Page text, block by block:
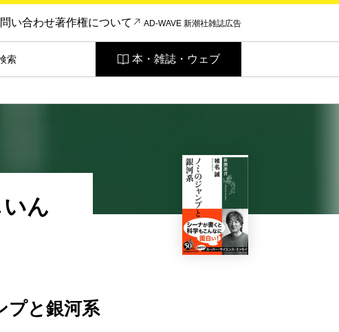
い合わせ著作権について AD-WAVE 新潮社雑誌広告
索 本・雑誌・ウェブ
プと銀河系
ん